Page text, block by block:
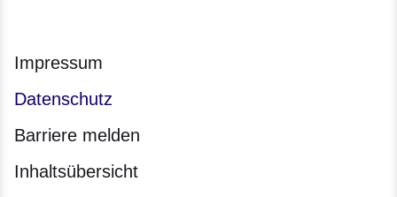
Impressum
Datenschutz
Barriere melden
Inhaltsübersicht